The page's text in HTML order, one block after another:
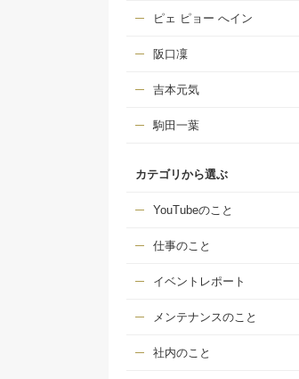
ピェ ピョー へイン
阪口凜
吉本元気
駒田一葉
カテゴリから選ぶ
YouTubeのこと
仕事のこと
イベントレポート
メンテナンスのこと
社内のこと